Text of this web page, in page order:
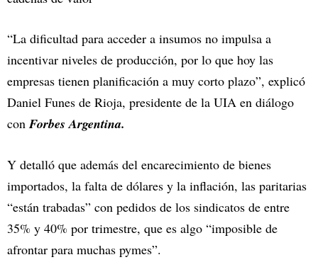
“La dificultad para acceder a insumos no impulsa a
incentivar niveles de producción, por lo que hoy las
empresas tienen planificación a muy corto plazo”, explicó
Daniel Funes de Rioja, presidente de la UIA en diálogo
conForbes Argentina.
Y detalló que además del encarecimiento de bienes
importados, la falta de dólares y la inflación, las paritarias
“están trabadas” con pedidos de los sindicatos de entre
35% y 40% por trimestre, que es algo “imposible de
afrontar para muchas pymes”.